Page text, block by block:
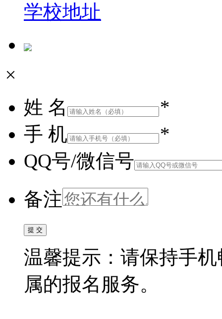
学校地址
×
姓 名
*
手 机
*
QQ号/微信号
备注
温馨提示：请保持手
属的报名服务。